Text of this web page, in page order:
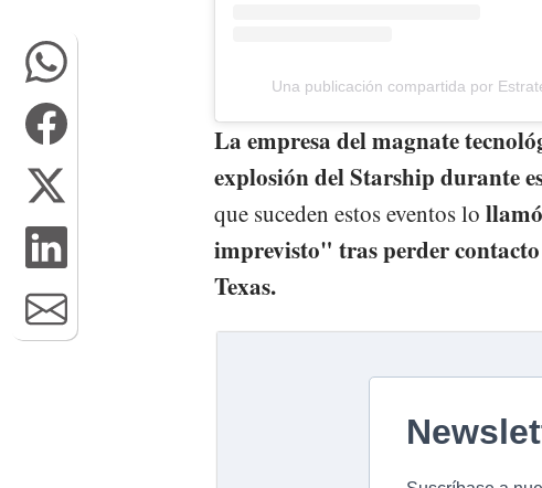
Una publicación compartida por
La empresa del magnate
explosión del Starship durante
que suceden estos eventos lo
imprevisto" tras perder contacto
Texas.